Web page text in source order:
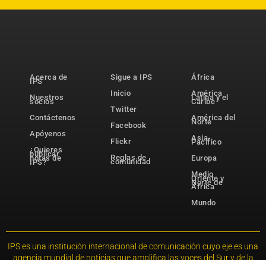
Acerca de
IPS
Nuestros
socios
Contáctenos
Apóyenos
¿Quieres
publicar
notas de
IPS?
Sigue a IPS
Inicio
Twitter
Facebook
Flickr
Reglas de
comunidad
África
América
Latina y el
Caribe
América del
Norte
Asia-
Pacífico
Europa
Medio
Oriente y
Norte de
África
Mundo
IPS es una institución internacional de comunicación cuyo eje es una
agencia mundial de noticias que amplifica las voces del Sur y de la